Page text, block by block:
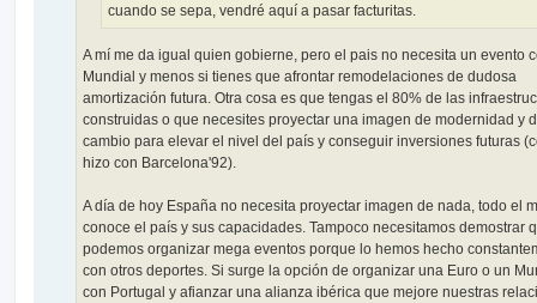
cuando se sepa, vendré aquí a pasar facturitas.
A mí me da igual quien gobierne, pero el pais no necesita un evento
Mundial y menos si tienes que afrontar remodelaciones de dudosa
amortización futura. Otra cosa es que tengas el 80% de las
construidas o que necesites proyectar una imagen de modernidad y
cambio para elevar el nivel del país y conseguir inversiones futuras
hizo con Barcelona'92).
A día de hoy España no necesita proyectar imagen de nada, todo el
conoce el país y sus capacidades. Tampoco necesitamos demostrar
podemos organizar mega eventos porque lo hemos hecho
con otros deportes. Si surge la opción de organizar una Euro o un
con Portugal y afianzar una alianza ibérica que mejore nuestras